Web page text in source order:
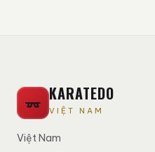
KARATEDO
VIỆT NAM
Việt Nam